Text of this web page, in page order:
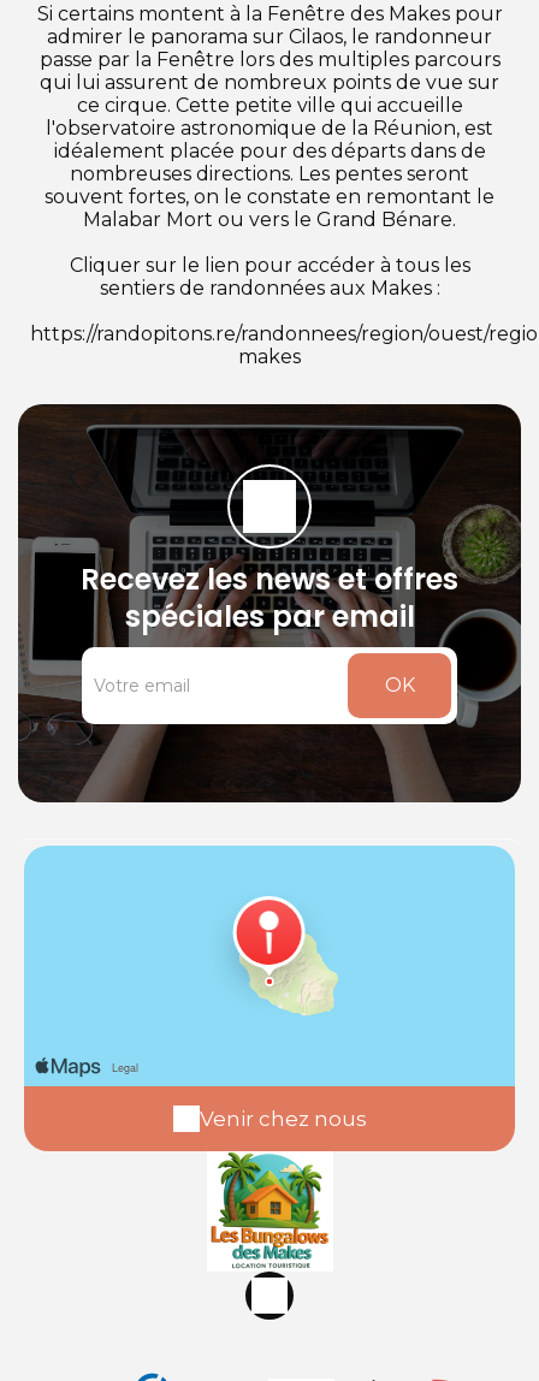
Si certains montent à la Fenêtre des Makes pour
admirer le panorama sur Cilaos, le randonneur
passe par la Fenêtre lors des multiples parcours
qui lui assurent de nombreux points de vue sur
ce cirque. Cette petite ville qui accueille
l'observatoire astronomique de la Réunion, est
idéalement placée pour des départs dans de
nombreuses directions. Les pentes seront
souvent fortes, on le constate en remontant le
Malabar Mort ou vers le Grand Bénare.
Cliquer sur le lien pour accéder à tous les
sentiers de randonnées aux Makes :
https://randopitons.re/randonnees/region/ouest/
makes
Recevez les news et offres
spéciales par email
OK
Venir chez nous